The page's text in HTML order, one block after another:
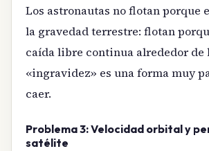
Los astronautas no flotan porque
la gravedad terrestre: flotan
caída libre continua alrededor de
«ingravidez» es una forma muy
caer.
Problema 3: Velocidad orbital y
satélite